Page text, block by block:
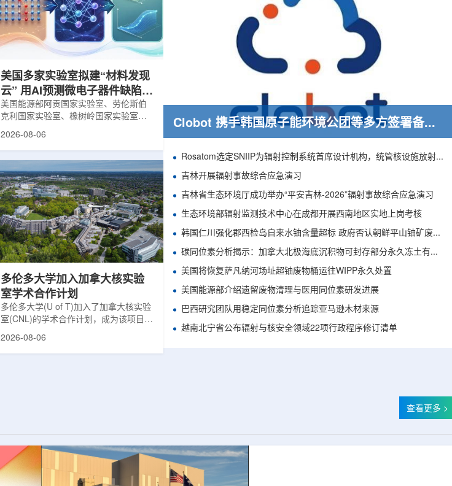
美国多家实验室拟建“材料发现
云” 用AI预测微电子器件缺陷影
响
美国能源部阿贡国家实验室、劳伦斯伯
克利国家实验室、橡树岭国家实验室和
智能框架，预测微小缺陷如何影响微电
子器件的性能和寿命。材料发现云可视
化图，这是一个基于物理学原理的人工
智能框架，它整合了实验数据、模拟和
高性能计算，用于预测微小缺陷如何影
响微电子器件的性能和寿命。(图片由
ChatGPT 提供。)微电子器件广泛用于
智能手机、笔记本电脑、安全通信和人
工...
2026-08-06
多伦多大学加入加拿大核实验
室学术合作计划
多伦多大学(U of T)加入了加拿大核实验
室(CNL)的学术合作计划，成为该项目中
的第十家参与机构。这项举措旨在加强
2026-08-06
Clobot 携手韩国原子能环境公团等多方签署备忘录，推动放射性废物安全管理多机型机器人示范
Rosatom选定SNIIP为辐射控制系统首席设计机构，统管核设施放射仪表标准化与进口替代保障
吉林开展辐射事故综合应急演习
吉林省生态环境厅成功举办“平安吉林-2026”辐射事故综合应急演习
生态环境部辐射监测技术中心在成都开展西南地区实地上岗考核
韩国仁川强化郡西检岛自来水铀含量超标 政府否认朝鲜平山铀矿废水影响
碳同位素分析揭示：加拿大北极海底沉积物可封存部分永久冻土有机碳
美国将恢复萨凡纳河场址超铀废物桶运往WIPP永久处置
美国能源部介绍遗留废物清理与医用同位素研发进展
巴西研究团队用稳定同位素分析追踪亚马逊木材来源
越南北宁省公布辐射与核安全领域22项行政程序修订清单
查看更多 >